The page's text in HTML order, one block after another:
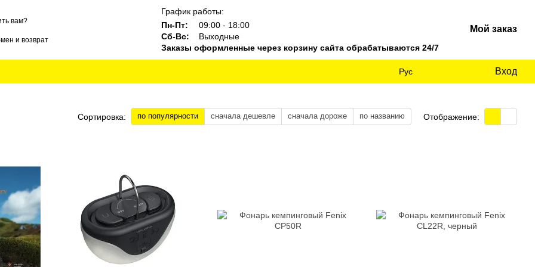
вам?
и возврат
График работы:
Пн-Пт:
09:00 - 18:00
Сб-Вс:
Выходные
Заказы оформленные через корзину сайта обрабатываются 24/7
Мой заказ
Рус Вход
Сортировка: по популярности сначала дешевле сначала дороже по названию Отображение: